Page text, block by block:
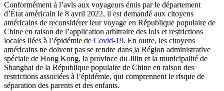
Conformément à l’avis aux voyageurs émis par le département
d’État américain le 8 avril 2022, il est demandé aux citoyens
américains de reconsidérer leur voyage en République populaire de
Chine en raison de l’application arbitraire des lois et restrictions
locales liées à l’épidémie de Covid-19. En outre, les citoyens
américains ne doivent pas se rendre dans la Région administrative
spéciale de Hong Kong, la province du Jilin et la municipalité de
Shanghai de la République populaire de Chine en raison des
restrictions associées à l’épidémie, qui comprennent le risque de
séparation des parents et des enfants.